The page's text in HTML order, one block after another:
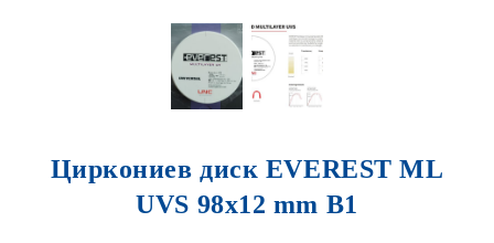
Циркониев диск EVEREST ML
UVS 98x12 mm B1